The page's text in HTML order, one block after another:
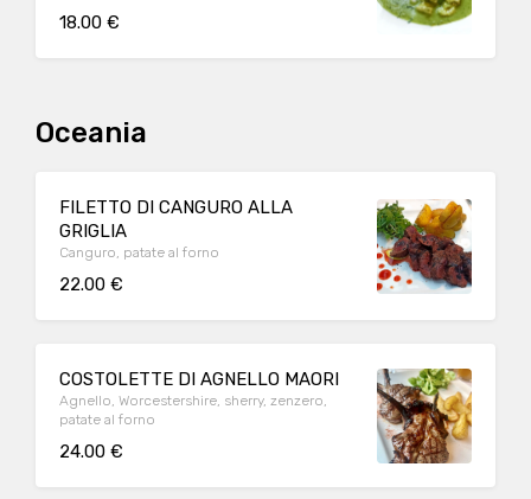
18.00 €
Oceania
FILETTO DI CANGURO ALLA
GRIGLIA
Canguro, patate al forno
22.00 €
COSTOLETTE DI AGNELLO MAORI
Agnello, Worcestershire, sherry, zenzero,
patate al forno
24.00 €